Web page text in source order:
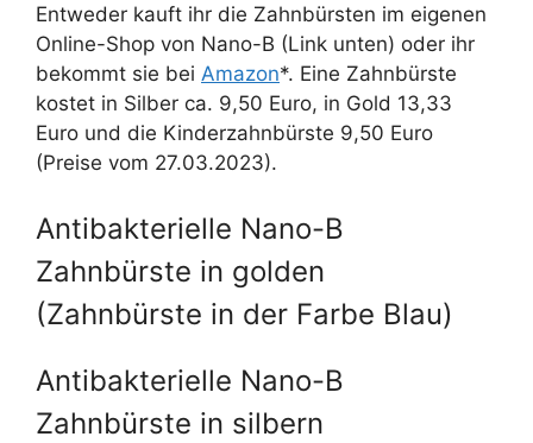
Entweder kauft ihr die Zahnbürsten im eigenen
Online-Shop von Nano-B (Link unten) oder ihr
bekommt sie bei Amazon*. Eine Zahnbürste
kostet in Silber ca. 9,50 Euro, in Gold 13,33
Euro und die Kinderzahnbürste 9,50 Euro
(Preise vom 27.03.2023).
Antibakterielle Nano-B
Zahnbürste in golden
(Zahnbürste in der Farbe Blau)
Antibakterielle Nano-B
Zahnbürste in silbern